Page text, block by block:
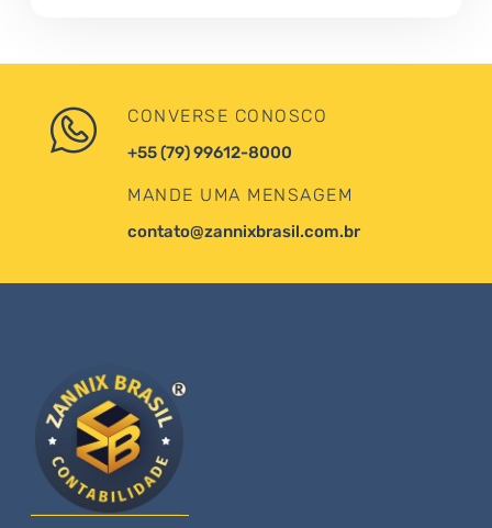
CONVERSE CONOSCO
+55 (79) 99612-8000
MANDE UMA MENSAGEM
contato@zannixbrasil.com.br